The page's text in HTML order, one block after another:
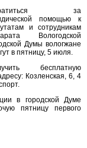
за
помощью к
и сотрудникам
Вологодской
Думы вологжане
в пятницу, 5 июля.
бесплатную
Козленская, 6, 4
в городской Думе
пятницу первого